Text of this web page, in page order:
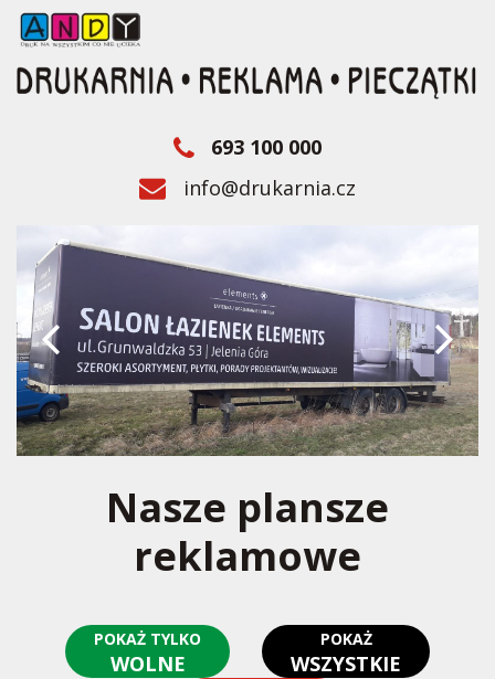
693 100 000
info@drukarnia.cz
Nasze plansze
reklamowe
POKAŻ TYLKO
WOLNE
POKAŻ
WSZYSTKIE